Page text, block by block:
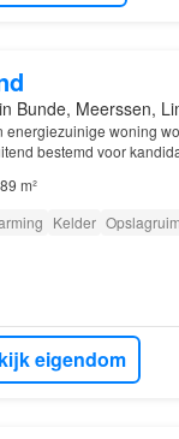
in Bunde, Meerssen,
energiezuinige woning
bestemd voor
89 m²
Kelder
eigendom